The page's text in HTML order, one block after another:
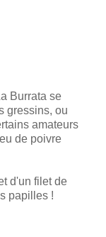
Burrata se
gressins, ou
amateurs
de poivre
d'un filet de
papilles !